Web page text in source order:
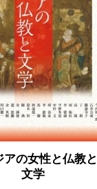
アの女性と仏教と
文学